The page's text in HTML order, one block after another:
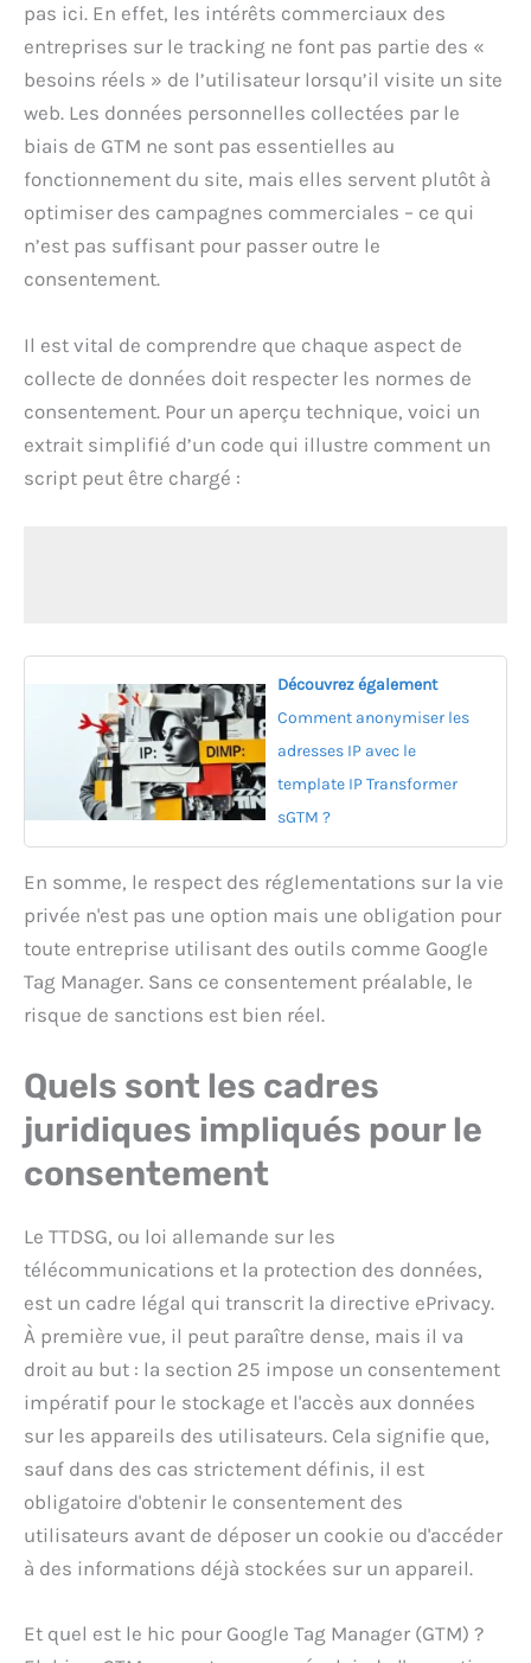
pas ici. En effet, les intérêts commerciaux des
entreprises sur le tracking ne font pas partie des «
besoins réels » de l’utilisateur lorsqu’il visite un site
web. Les données personnelles collectées par le
biais de GTM ne sont pas essentielles au
fonctionnement du site, mais elles servent plutôt à
optimiser des campagnes commerciales – ce qui
n’est pas suffisant pour passer outre le
consentement.
Il est vital de comprendre que chaque aspect de
collecte de données doit respecter les normes de
consentement. Pour un aperçu technique, voici un
extrait simplifié d’un code qui illustre comment un
script peut être chargé :
Découvrez également
Comment anonymiser les
adresses IP avec le
template IP Transformer
sGTM ?
En somme, le respect des réglementations sur la vie
privée n'est pas une option mais une obligation pour
toute entreprise utilisant des outils comme Google
Tag Manager. Sans ce consentement préalable, le
risque de sanctions est bien réel.
Quels sont les cadres
juridiques impliqués pour le
consentement
Le TTDSG, ou loi allemande sur les
télécommunications et la protection des données,
est un cadre légal qui transcrit la directive ePrivacy.
À première vue, il peut paraître dense, mais il va
droit au but : la section 25 impose un consentement
impératif pour le stockage et l'accès aux données
sur les appareils des utilisateurs. Cela signifie que,
sauf dans des cas strictement définis, il est
obligatoire d'obtenir le consentement des
utilisateurs avant de déposer un cookie ou d'accéder
à des informations déjà stockées sur un appareil.
Et quel est le hic pour Google Tag Manager (GTM) ?